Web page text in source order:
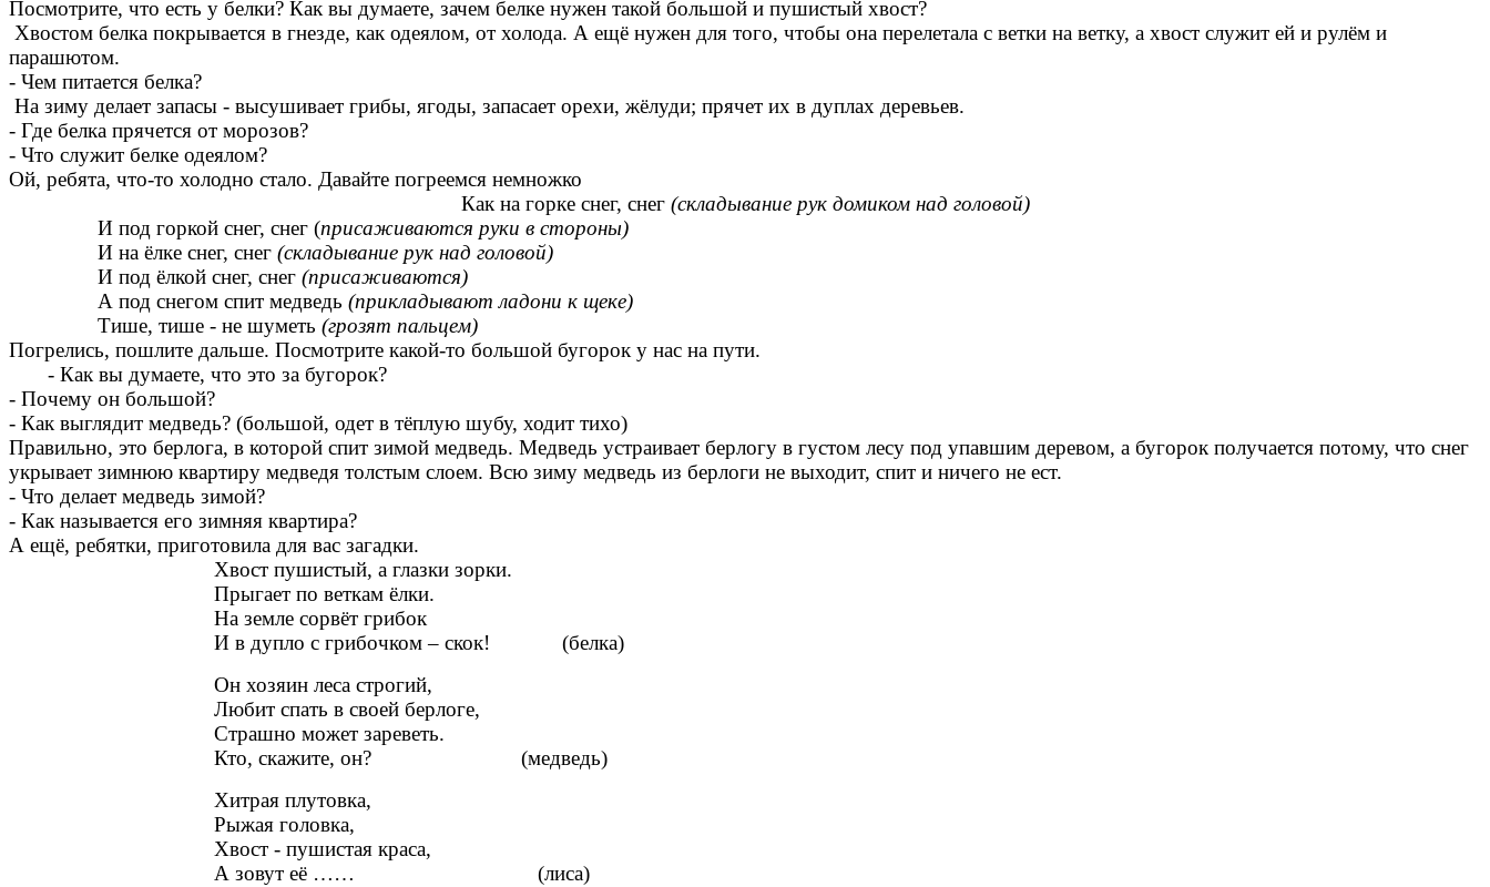
Посмотрите, что есть у белки? Как вы думаете, зачем белке нужен такой большой и пушистый хвост?
Хвостом белка покрывается в гнезде, как одеялом, от холода. А ещё нужен для того, чтобы она перелетала с ветки на ветку, а хвост служит ей и рулём и
парашютом.
- Чем питается белка?
На зиму делает запасы - высушивает грибы, ягоды, запасает орехи, жёлуди; прячет их в дуплах деревьев.
- Где белка прячется от морозов?
- Что служит белке одеялом?
Ой, ребята, что-то холодно стало. Давайте погреемся немножко
Как на горке снег, снег (складывание рук домиком над головой)
И под горкой снег, снег (присаживаются руки в стороны)
И на ёлке снег, снег (складывание рук над головой)
И под ёлкой снег, снег (присаживаются)
А под снегом спит медведь (прикладывают ладони к щеке)
Тише, тише - не шуметь (грозят пальцем)
Погрелись, пошлите дальше. Посмотрите какой-то большой бугорок у нас на пути.
- Как вы думаете, что это за бугорок?
- Почему он большой?
- Как выглядит медведь? (большой, одет в тёплую шубу, ходит тихо)
Правильно, это берлога, в которой спит зимой медведь. Медведь устраивает берлогу в густом лесу под упавшим деревом, а бугорок получается потому, что снег
укрывает зимнюю квартиру медведя толстым слоем. Всю зиму медведь из берлоги не выходит, спит и ничего не ест.
- Что делает медведь зимой?
- Как называется его зимняя квартира?
А ещё, ребятки, приготовила для вас загадки.
Хвост пушистый, а глазки зорки.
Прыгает по веткам ёлки.
На земле сорвёт грибок
И в дупло с грибочком – скок! (белка)
Он хозяин леса строгий,
Любит спать в своей берлоге,
Страшно может зареветь.
Кто, скажите, он? (медведь)
Хитрая плутовка,
Рыжая головка,
Хвост - пушистая краса,
А зовут её …… (лиса)